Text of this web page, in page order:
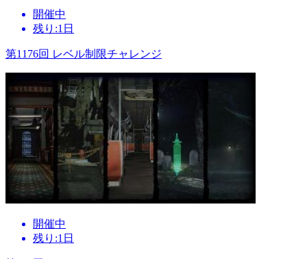
開催中
残り:1日
第1176回 レベル制限チャレンジ
開催中
残り:1日